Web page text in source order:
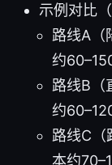
示例对比
路线A（
约
路线B（
约
路线C（
本约